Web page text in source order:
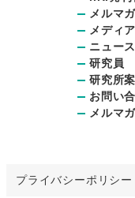
メルマ
メディ
ニュー
研究員
研究所
お問い
メルマ
プライバシーポリシー